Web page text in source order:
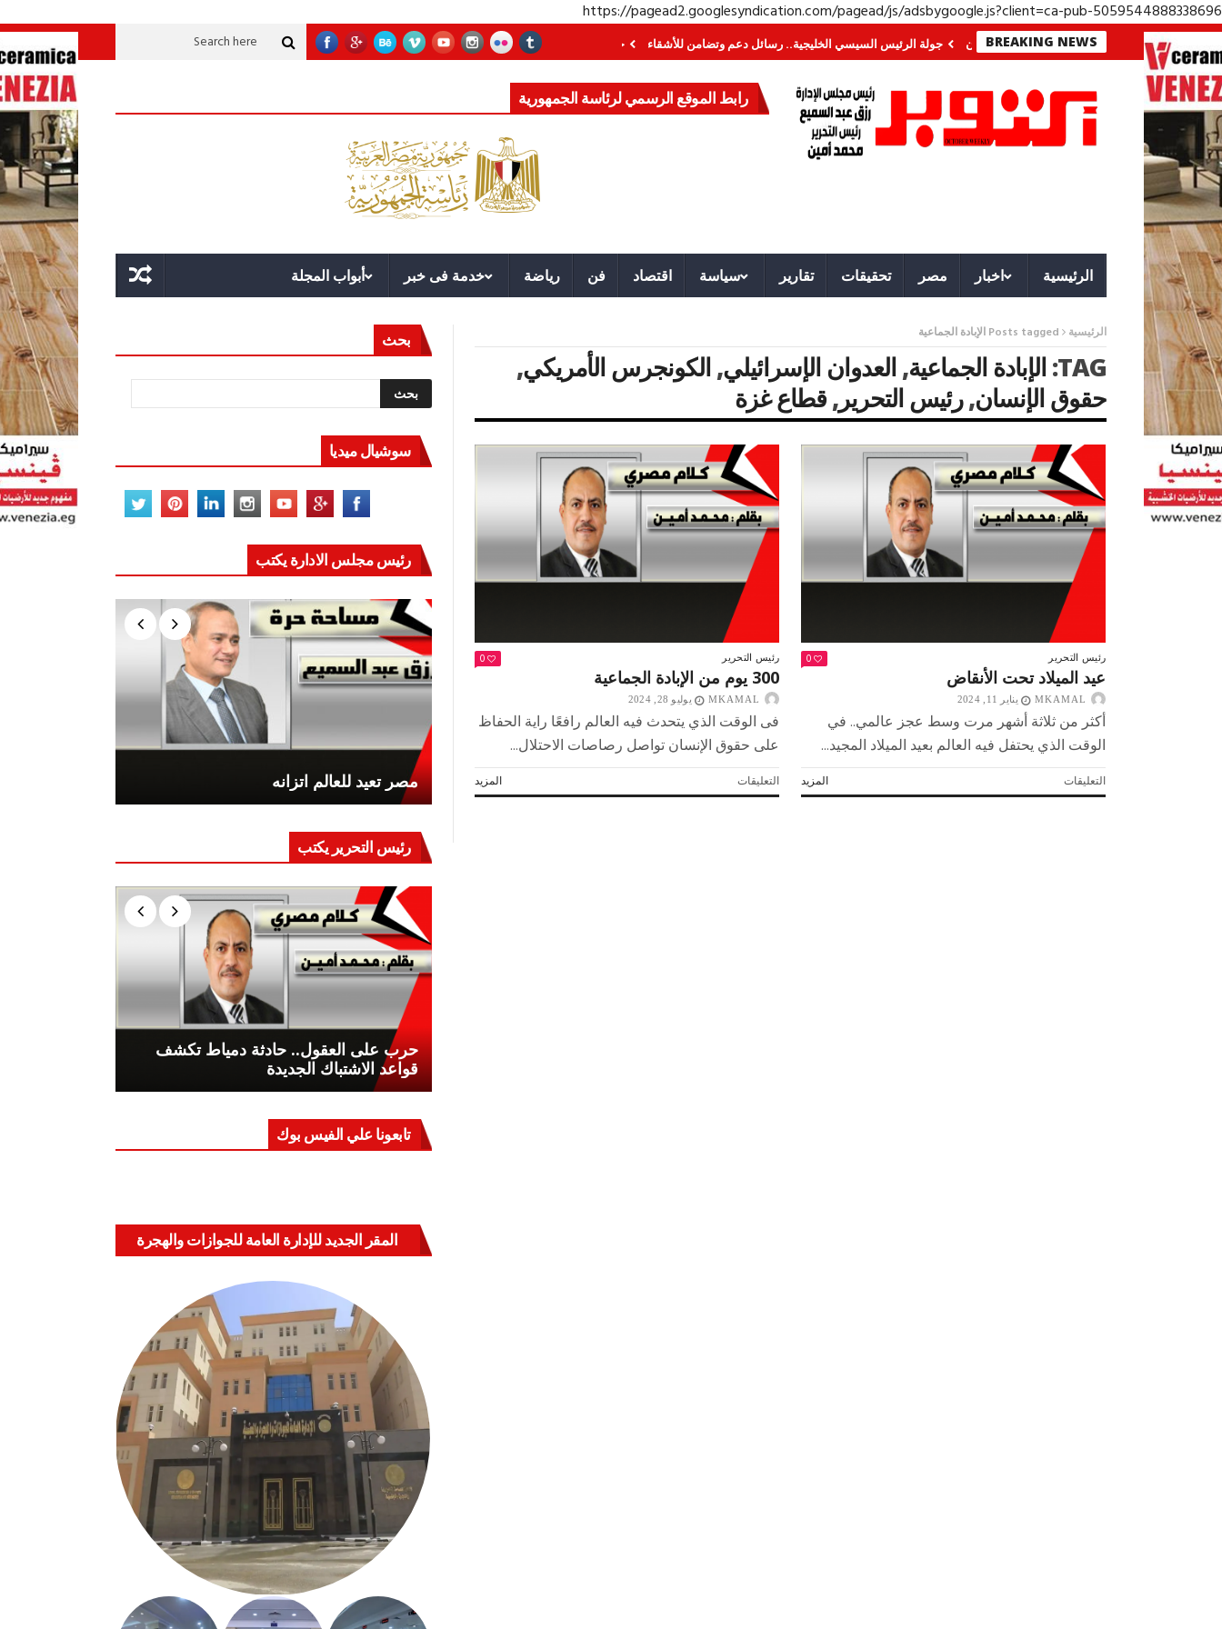
https://pagead2.googlesyndication.com/pagead/js/adsbygoogle.js?client=ca-pub-5059544888338696
BREAKING NEWS
الجنوب؟ معركة لا تُرى.. وحراس لا ينامون جولة الرئيس السيسي الخليجية.. رسائل دعم وتضامن للأشقاء جهاز مستقبل مصر نموذجا.. لماذا تُنشئ الدول كيانات تنموية عملاقة؟ قوة الدولة.. عندما يصبح التخطيط خط الدفاع الأول
رابط الموقع الرسمي لرئاسة الجمهورية
الرئيسية اخبار مصر تحقيقات تقارير سياسة اقتصاد فن رياضة خدمة فى خبر أبواب المجلة
الرئيسية Posts tagged الإبادة الجماعية
TAG: الإبادة الجماعية, العدوان الإسرائيلي, الكونجرس الأمريكي,
حقوق الإنسان,رئيس التحرير,قطاع غزة
رئيس التحرير 0
300 يوم من الإبادة الجماعية
MKAMAL يوليو 28, 2024
فى الوقت الذي يتحدث فيه العالم رافعًا راية الحفاظ
على حقوق الإنسان تواصل رصاصات الاحتلال...
المزيد التعليقاتعلى
300
رئيس التحرير 0
عيد الميلاد تحت الأنقاض
MKAMAL يناير 11, 2024
أكثر من ثلاثة أشهر مرت وسط عجز عالمي.. في
الوقت الذي يحتفل فيه العالم بعيد الميلاد المجيد...
المزيد التعليقاتعلى
عيد
بحث
سوشيال ميديا
رئيس مجلس الادارة يكتب
مصر تعيد للعالم اتزانه
رئيس التحرير يكتب
حرب على العقول.. حادثة دمياط تكشف
قواعد الاشتباك الجديدة
تابعونا علي الفيس بوك
المقر الجديد للإدارة العامة للجوازات والهجرة